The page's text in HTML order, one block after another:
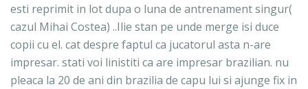
esti reprimit in lot dupa o luna de antrenament singur(
cazul Mihai Costea) ..Ilie stan pe unde merge isi duce
copii cu el. cat despre faptul ca jucatorul asta n-are
impresar. stati voi linistiti ca are impresar brazilian. nu
pleaca la 20 de ani din brazilia de capu lui si ajunge fix in